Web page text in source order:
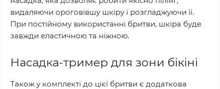
видаляючи ороговівшу шкіру і розгладжуючи її.
При постійному використанні бритви, шкіра буде
завжди еластичною та ніжною.
Насадка-тример для зони бікіні
Також у комплекті до цієї бритви є додаткова